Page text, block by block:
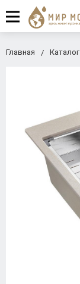
Главная Каталог